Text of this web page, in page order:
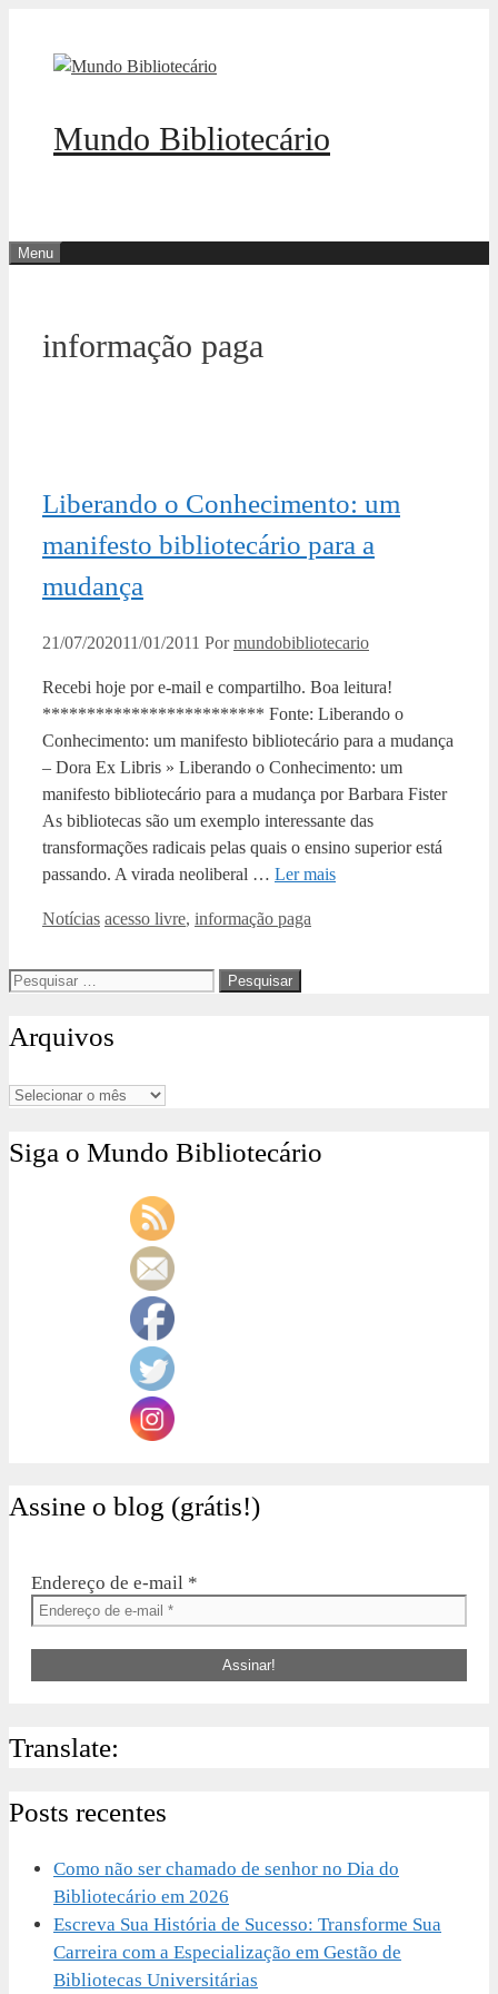
Mundo Bibliotecário
Menu
informação paga
Liberando o Conhecimento: um
manifesto bibliotecário para a
mudança
21/07/202011/01/2011 Pormundobibliotecario
Recebi hoje por e-mail e compartilho. Boa leitura!
************************* Fonte: Liberando o
Conhecimento: um manifesto bibliotecário para a mudança
– Dora Ex Libris » Liberando o Conhecimento: um
manifesto bibliotecário para a mudança por Barbara Fister
As bibliotecas são um exemplo interessante das
transformações radicais pelas quais o ensino superior está
passando. A virada neoliberal … Ler mais
Categorias
Notícias Tags
acesso livre, informação paga
Pesquisar
Arquivos
Arquivos
Siga o Mundo Bibliotecário
Assine o blog (grátis!)
Endereço de e-mail *
Translate:
Posts recentes
Como não ser chamado de senhor no Dia do
Bibliotecário em 2026
Escreva Sua História de Sucesso: Transforme Sua
Carreira com a Especialização em Gestão de
Bibliotecas Universitárias